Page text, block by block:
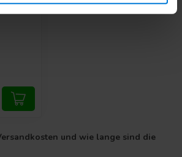
nr 7 -
und wie lange sind die